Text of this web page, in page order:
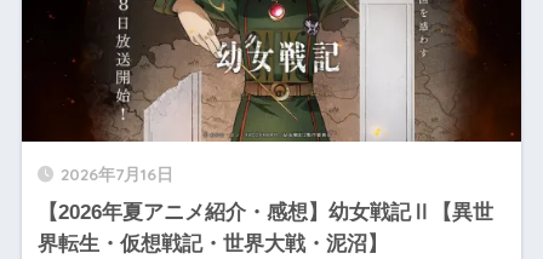
2026年7月16日
【2026年夏アニメ紹介・感想】幼女戦記Ⅱ【異世
界転生・仮想戦記・世界大戦・泥沼】